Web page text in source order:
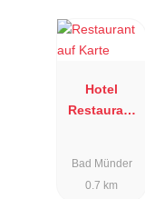
Hotel
Restaurant
Bad Münder
0.7 km